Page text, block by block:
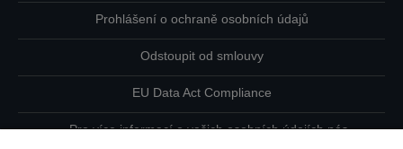
Prohlášení o ochraně osobních údajů
Odstoupit od smlouvy
EU Data Act Compliance
Pro více informací o vašich osobních údajích nás